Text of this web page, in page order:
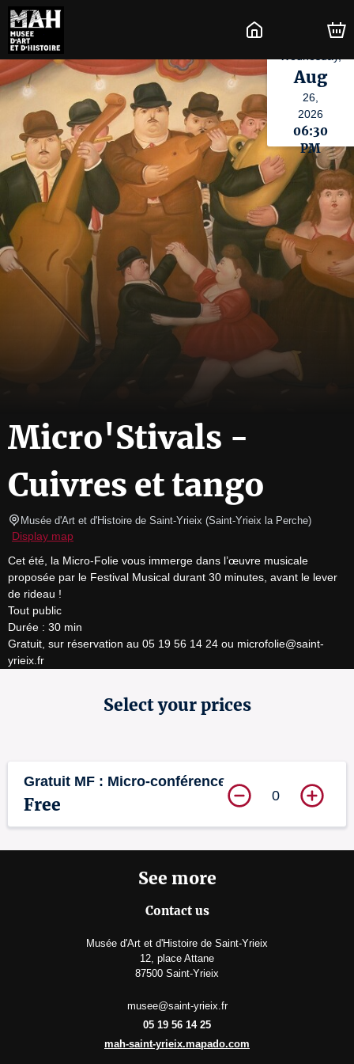
Aug
26,
2026
06:30
PM
Micro'Stivals -
Cuivres et tango
Musée d'Art et d'Histoire de Saint-Yrieix (Saint-Yrieix la Perche)
Display map
Cet été, la Micro-Folie vous immerge dans l’œuvre musicale
proposée par le Festival Musical durant 30 minutes, avant le lever
de rideau !
Tout public
Durée : 30 min
Gratuit, sur réservation au 05 19 56 14 24 ou microfolie@saint-
yrieix.fr
Select your prices
Gratuit MF : Micro-conférence
Free 0
See more
Contact us
Musée d'Art et d'Histoire de Saint-Yrieix
12, place Attane
87500 Saint-Yrieix
musee@saint-yrieix.fr
05 19 56 14 25
mah-saint-yrieix.mapado.com